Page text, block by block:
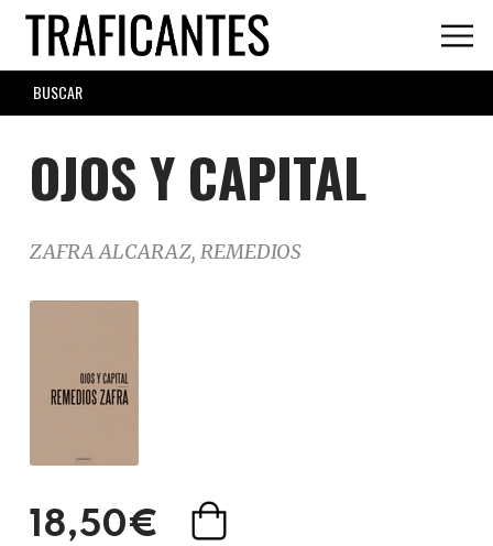
Skip
main
content
SEARCH
FORM
OJOS Y CAPITAL
ZAFRA ALCARAZ, REMEDIOS
18,50€